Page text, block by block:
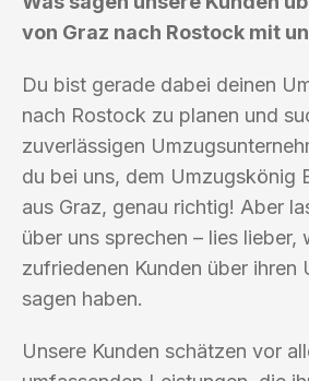
von Graz nach Rostock mit
Du bist gerade dabei deinen
nach Rostock zu planen und
zuverlässigen
du bei uns, dem Umzugskönig
aus Graz, genau richtig! Aber
über uns sprechen – lies lieber,
zufriedenen Kunden über ihren
sagen haben.
Unsere Kunden schätzen vor